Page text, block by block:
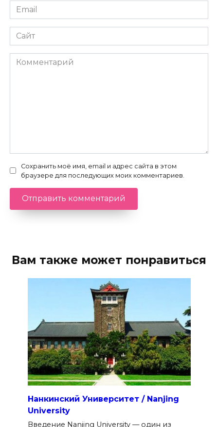
Email
*
Сайт
Комментарий
Сохранить моё имя, email и адрес сайта в этом
браузере для последующих моих комментариев.
Вам также может понравиться
Нанкинский Университет / Nanjing
University
Введение Nanjing University — один из